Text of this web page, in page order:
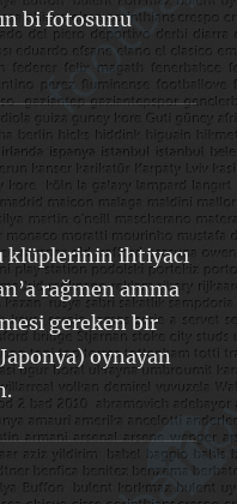
bi fotosunu
klüplerinin ihtiyacı
rağmen amma
gereken bir
oynayan